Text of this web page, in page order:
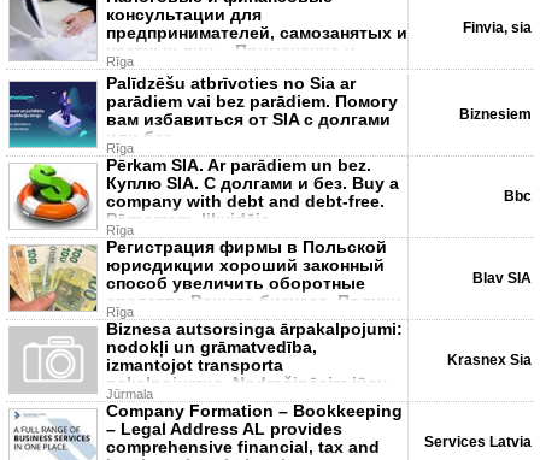
консультации для
предпринимателей, самозанятых и
частных лиц. - Применение и
оптимизация н
Rīga
Finvia, sia
Palīdzēšu atbrīvoties no Sia ar
parādiem vai bez parādiem. Помогу
вам избавиться от SIA с долгами
или без.
Rīga
Biznesiem
Pērkam SIA. Ar parādiem un bez.
Куплю SIA. C долгами и без. Buy a
company with debt and debt-free.
Pārņemam, likvidēja
Rīga
Bbc
Регистрация фирмы в Польской
юрисдикции хороший законный
способ увеличить оборотные
средства Вашего бизнеса. Получи
отср
Rīga
Blav SIA
Biznesa autsorsinga ārpakalpojumi:
nodokļi un grāmatvedība,
izmantojot transporta
pakalpojumus. Nodrošināsim jūsu
bizn
Jūrmala
Krasnex Sia
Company Formation – Bookkeeping
– Legal Address AL provides
comprehensive financial, tax and
Services Latvia